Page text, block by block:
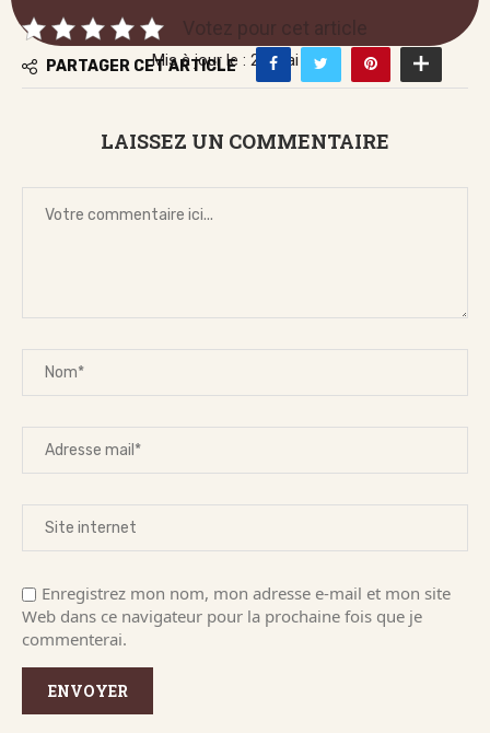
Mis à jour le : 23 mai 2026
Votez pour cet article
PARTAGER CET ARTICLE
LAISSEZ UN COMMENTAIRE
Enregistrez mon nom, mon adresse e-mail et mon site
Web dans ce navigateur pour la prochaine fois que je
commenterai.